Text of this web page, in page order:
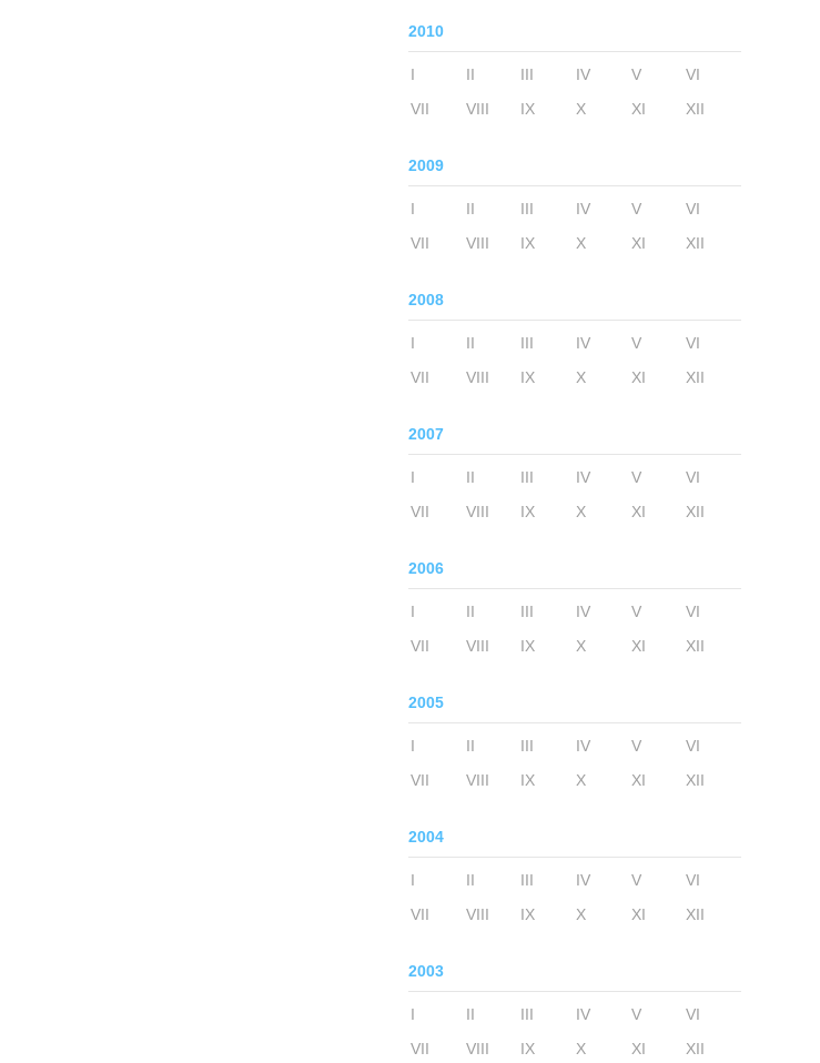
2010
I II III IV V
VI
VII
VIII IX X XI XII
2009
I II III IV V
VI
VII
VIII IX X XI XII
2008
I II III IV V
VI
VII
VIII IX X XI XII
2007
I II III IV V
VI
VII
VIII IX X XI XII
2006
I II III IV V
VI
VII
VIII IX X XI XII
2005
I II III IV V
VI
VII
VIII IX X XI XII
2004
I II III IV V
VI
VII
VIII IX X XI XII
2003
I II III IV V
VI
VII
VIII IX X XI XII